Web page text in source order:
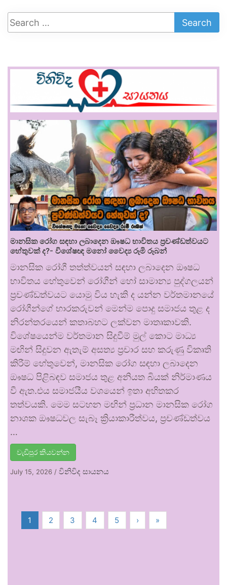
මානසික රෝග සඳහා ලබාදෙන ඖෂධ භාවිතය ප්‍රචණ්ඩත්වයට
හේතුවක් ද?- විශේෂඥ මනෝ වෛද්‍ය රූමි රූබන්
මානසික රෝගී තත්ත්වයන් සඳහා ලබාදෙන ඖෂධ
භාවිතය හේතුවෙන් රෝගීන් හෝ සාමාන්‍ය පුද්ගලයන්
ප්‍රචණ්ඩත්වයට යොමු විය හැකි ද යන්න වර්තමානයේ
රෝගීන්ගේ භාරකරුවන් මෙන්ම පොදු සමාජය තුළ ද
නිරන්තරයෙන් කතාබහට ලක්වන මාතෘකාවකි.
විශේෂයෙන්ම වර්තමාන සිදුවීම් මුල් කොට මාධ්‍ය
මඟින් සිදුවන ඇතැම් අසත්‍ය ප්‍රචාර සහ කරුණු විකෘති
කිරීම් හේතුවෙන්, මානසික රෝග සඳහා ලබාදෙන
ඖෂධ පිළිබඳව සමාජය තුළ අනියත බියක් නිර්මාණය
වී ඇත.එය සමාජයීය වශයෙන් ඉතා අහිතකර
තත්වයකි. මෙම සටහන මඟින් ප්‍රධාන මානසික රෝග
නාශක ඖෂධවල සැබෑ ක්‍රියාකාරීත්වය, ප්‍රචණ්ඩත්වය
…
වැඩිපුර කියවන්න
July 15, 2026 / විනිවිද සායනය
1 2 3 4 5 › »